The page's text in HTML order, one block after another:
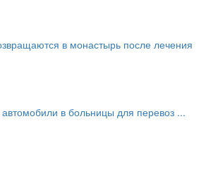
в монастырь после лечения
в больницы для перевоз ...